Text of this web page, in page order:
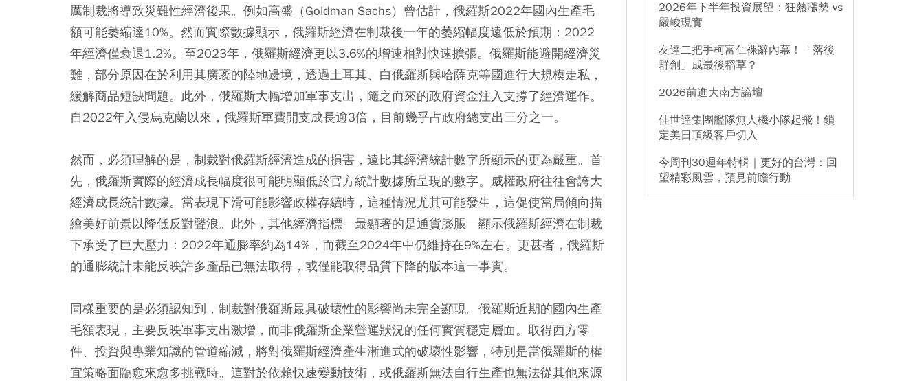
厲制裁將導致災難性經濟後果。例如高盛（Goldman Sachs）曾估計，俄羅斯2022年國內生產毛
額可能萎縮達10%。然而實際數據顯示，俄羅斯經濟在制裁後一年的萎縮幅度遠低於預期：2022
年經濟僅衰退1.2%。至2023年，俄羅斯經濟更以3.6%的增速相對快速擴張。俄羅斯能避開經濟災
難，部分原因在於利用其廣袤的陸地邊境，透過土耳其、白俄羅斯與哈薩克等國進行大規模走私，
緩解商品短缺問題。此外，俄羅斯大幅增加軍事支出，隨之而來的政府資金注入支撐了經濟運作。
自2022年入侵烏克蘭以來，俄羅斯軍費開支成長逾3倍，目前幾乎占政府總支出三分之一。
然而，必須理解的是，制裁對俄羅斯經濟造成的損害，遠比其經濟統計數字所顯示的更為嚴重。首
先，俄羅斯實際的經濟成長幅度很可能明顯低於官方統計數據所呈現的數字。威權政府往往會誇大
經濟成長統計數據。當表現下滑可能影響政權存續時，這種情況尤其可能發生，這促使當局傾向描
繪美好前景以降低反對聲浪。此外，其他經濟指標—最顯著的是通貨膨脹—顯示俄羅斯經濟在制裁
下承受了巨大壓力：2022年通膨率約為14%，而截至2024年中仍維持在9%左右。更甚者，俄羅斯
的通膨統計未能反映許多產品已無法取得，或僅能取得品質下降的版本這一事實。
同樣重要的是必須認知到，制裁對俄羅斯最具破壞性的影響尚未完全顯現。俄羅斯近期的國內生產
毛額表現，主要反映軍事支出激增，而非俄羅斯企業營運狀況的任何實質穩定層面。取得西方零
件、投資與專業知識的管道縮減，將對俄羅斯經濟產生漸進式的破壞性影響，特別是當俄羅斯的權
宜策略面臨愈來愈多挑戰時。這對於依賴快速變動技術，或俄羅斯無法自行生產也無法從其他來源
2026年下半年投資展望：狂熱漲勢 vs
嚴峻現實
友達二把手柯富仁裸辭內幕！「落後
群創」成最後稻草？
2026前進大南方論壇
佳世達集團艦隊無人機小隊起飛！鎖
定美日頂級客戶切入
今周刊30週年特輯｜更好的台灣：回
望精彩風雲，預見前瞻行動